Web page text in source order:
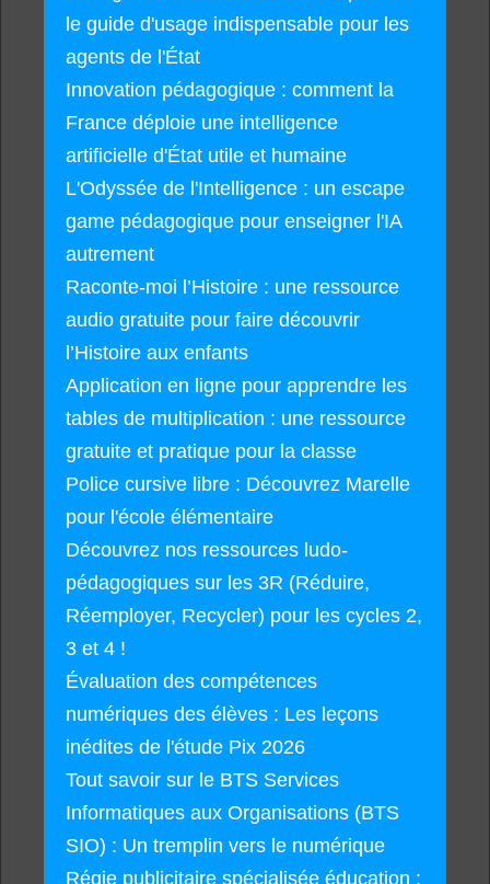
le guide d'usage indispensable pour les
agents de l'État
Innovation pédagogique : comment la
France déploie une intelligence
artificielle d'État utile et humaine
L'Odyssée de l'Intelligence : un escape
game pédagogique pour enseigner l'IA
autrement
Raconte-moi l’Histoire : une ressource
audio gratuite pour faire découvrir
l’Histoire aux enfants
Application en ligne pour apprendre les
tables de multiplication : une ressource
gratuite et pratique pour la classe
Police cursive libre : Découvrez Marelle
pour l'école élémentaire
Découvrez nos ressources ludo-
pédagogiques sur les 3R (Réduire,
Réemployer, Recycler) pour les cycles 2,
3 et 4 !
Évaluation des compétences
numériques des élèves : Les leçons
inédites de l'étude Pix 2026
Tout savoir sur le BTS Services
Informatiques aux Organisations (BTS
SIO) : Un tremplin vers le numérique
Régie publicitaire spécialisée éducation :